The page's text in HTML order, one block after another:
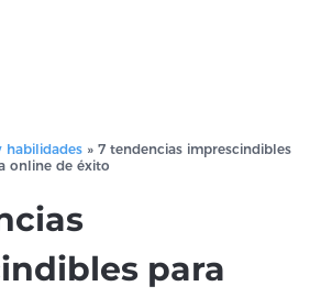
habilidades » 7 tendencias imprescindibles
online de éxito
para